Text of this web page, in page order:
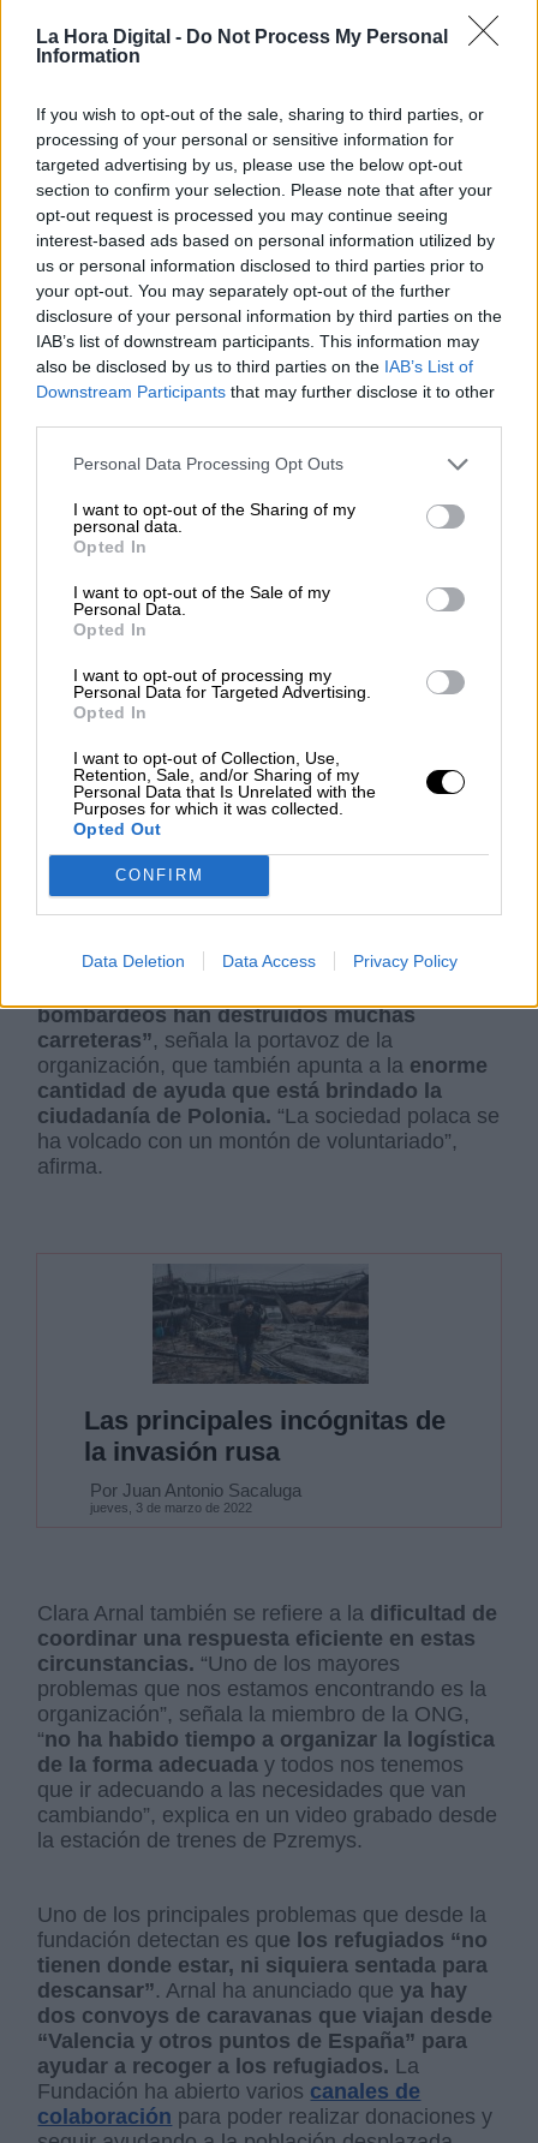
La Hora Digital - Do Not Process My Personal
Information
If you wish to opt-out of the sale, sharing to third parties, or
processing of your personal or sensitive information for
targeted advertising by us, please use the below opt-out
section to confirm your selection. Please note that after your
opt-out request is processed you may continue seeing
interest-based ads based on personal information utilized by
us or personal information disclosed to third parties prior to
your opt-out. You may separately opt-out of the further
disclosure of your personal information by third parties on the
IAB’s list of downstream participants. This information may
also be disclosed by us to third parties on the IAB’s List of
Downstream Participants that may further disclose it to other
Personal Data Processing Opt Outs
I want to opt-out of the Sharing of my
personal data.
Opted In
I want to opt-out of the Sale of my
Personal Data.
Opted In
I want to opt-out of processing my
Personal Data for Targeted Advertising.
Opted In
I want to opt-out of Collection, Use,
Retention, Sale, and/or Sharing of my
Personal Data that Is Unrelated with the
Purposes for which it was collected.
Opted Out
CONFIRM
Data Deletion Data Access Privacy Policy
Una familia ucraniana llega a Rumanía
Juntos por la Vida que se ha
instalado en la fronteriza ciudad
polaca de Pzremys para tratar de
ayudar a los refugiados ucranianos
Juntos por la Vida se ha instalado en la
estación de tren de Pzremys, en esta
ubicación esperan a las familias ucranianas con
vínculos con la ONG. Además este “punto
esta “todo tipo de ayuda
humanitaria” a los desplazados que van
llegando a esta ciudad polaca , tal y como
acoja refugiados de la guerra
de Ucrania
Por Rodrigo Herrero
jueves, 3 de marzo de 2022
Arnal asegura que
la situación para salir del
bombardeos han destruidos muchas
carreteras”, señala la portavoz de la
organización, que también apunta a la enorme
cantidad de ayuda que está brindado la
ciudadanía de Polonia. “La sociedad polaca se
ha volcado con un montón de voluntariado”,
afirma.
Las principales incógnitas de
la invasión rusa
Por Juan Antonio Sacaluga
jueves, 3 de marzo de 2022
Clara Arnal también se refiere a la dificultad de
coordinar una respuesta eficiente en estas
circunstancias. “Uno de los mayores
problemas que nos estamos encontrando es la
organización”, señala la miembro de la ONG,
“no ha habido tiempo a organizar la logística
de la forma adecuada y todos nos tenemos
que ir adecuando a las necesidades que van
cambiando”, explica en un video grabado desde
la estación de trenes de Pzremys.
Uno de los principales problemas que desde la
fundación detectan es que los refugiados “no
tienen donde estar, ni siquiera sentada para
descansar”. Arnal ha anunciado queya hay
dos convoys de caravanas que viajan desde
“Valencia y otros puntos de España” para
ayudar a recoger a los refugiados. La
Fundación ha abierto varios canales de
colaboración para poder realizar donaciones y